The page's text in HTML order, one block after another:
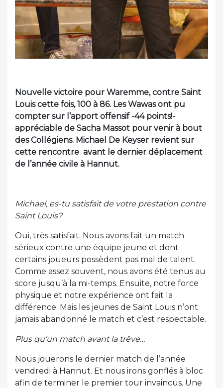
Nouvelle victoire pour Waremme, contre Saint
Louis cette fois, 100 à 86. Les Wawas ont pu
compter sur l’apport offensif -44 points!-
appréciable de Sacha Massot pour venir à bout
des Collégiens. Michael De Keyser revient sur
cette rencontre avant le dernier déplacement
de l’année civile à Hannut.
Michael, es-tu satisfait de votre prestation contre
Saint Louis?
Oui, très satisfait. Nous avons fait un match
sérieux contre une équipe jeune et dont
certains joueurs possèdent pas mal de talent.
Comme assez souvent, nous avons été tenus au
score jusqu’à la mi-temps. Ensuite, notre force
physique et notre expérience ont fait la
différence. Mais les jeunes de Saint Louis n’ont
jamais abandonné le match et c’est respectable.
Plus qu’un match avant la trêve…
Nous jouerons le dernier match de l’année
vendredi à Hannut. Et nous irons gonflés à bloc
afin de terminer le premier tour invaincus. Une